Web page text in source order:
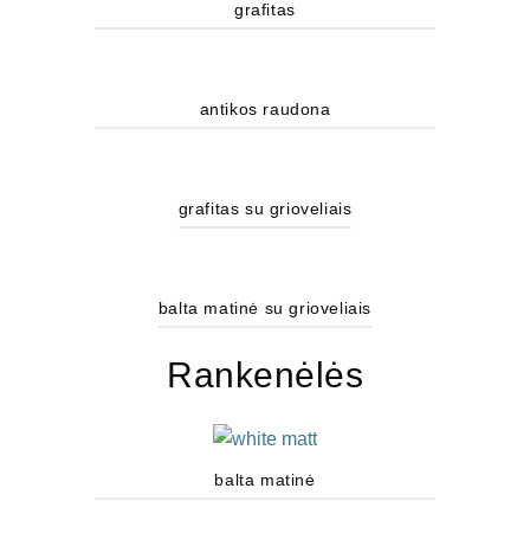
grafitas
antikos raudona
grafitas su grioveliais
balta matinė su grioveliais
Rankenėlės
balta matinė